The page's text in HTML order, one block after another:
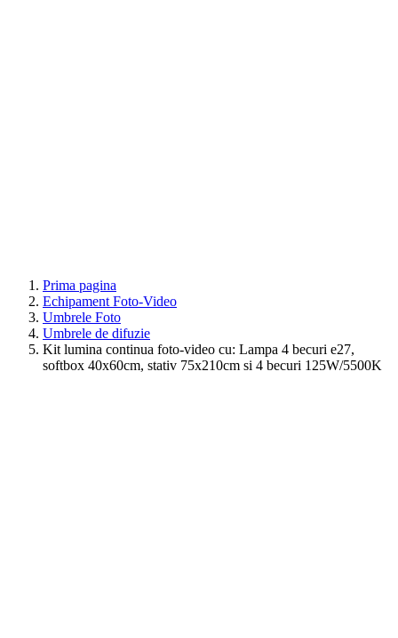
Prima pagina
Echipament Foto-Video
Umbrele Foto
Umbrele de difuzie
Kit lumina continua foto-video cu: Lampa 4 becuri e27,
softbox 40x60cm, stativ 75x210cm si 4 becuri 125W/5500K